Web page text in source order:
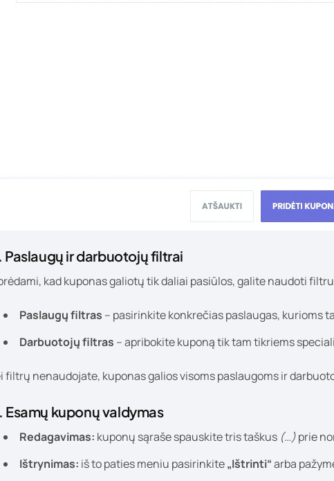
Paslaugų ir darbuotojų filtrai
kad kuponas galiotų tik daliai pasiūlos, galite naudoti
Paslaugų filtras – pasirinkite konkrečias paslaugas, kurioms
Darbuotojų filtras – apribokite kuponą tik tam tikriems
filtrų nenaudojate, kuponas galios visoms paslaugoms ir
Esamų kuponų valdymas
Redagavimas: kuponų sąraše spauskite tris taškus (…)prie
Ištrynimas: iš to paties meniu pasirinkite„Ištrinti“arba